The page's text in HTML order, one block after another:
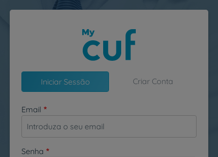
Passar para o conteúdo principal
Iniciar Sessão Criar Conta
Email
Senha